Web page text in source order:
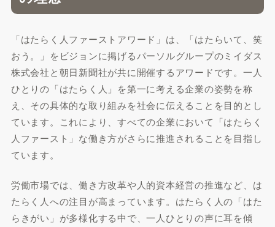
「はたらく人ファーストアワード」は、「はたらいて、笑
おう。」をビジョンに掲げるパーソルグループのミイダス
株式会社と朝日新聞社が共に開催するアワードです。一人
ひとりの「はたらく人」を第一に考える企業の姿勢を称
え、その具体的な取り組みを社会に伝えることを目的とし
ています。これにより、すべての企業において「はたらく
人ファースト」な働き方がさらに推進されることを目指し
ています。
労働市場では、働き方改革や人的資本経営の推進など、は
たらく人への注目が高まっています。はたらく人の「はた
らきがい」が多様化する中で、一人ひとりの声に耳を傾